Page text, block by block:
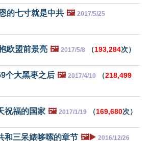
的七寸就是中共 🖼️ 2017/5/25
欧盟前景亮 🖼️ 2017/5/8 （193,284次）
个大黑枣之后 🖼️ 2017/4/10 （218,499
祝福的国家 🖼️ 2017/1/19 （169,680次）
和三呆婊哆嗦的章节 🖼️▶️ 2016/12/26